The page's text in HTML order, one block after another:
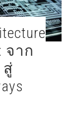
จาก
สู่